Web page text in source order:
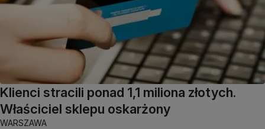
Klienci stracili ponad 1,1 miliona złotych.
Właściciel sklepu oskarżony
WARSZAWA